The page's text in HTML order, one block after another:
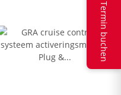
Termin buchen